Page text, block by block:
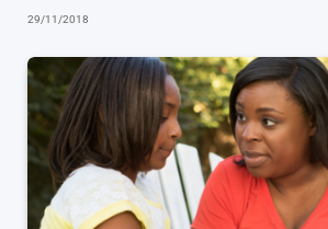
29/11/2018